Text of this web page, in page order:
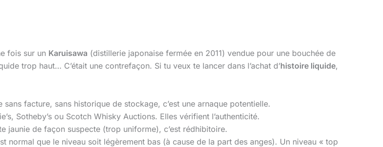
fois sur un Karuisawa (distillerie japonaise fermée en 2011) vendue pour une bouchée de
trop haut… C’était une contrefaçon. Si tu veux te lancer dans l’achat d’histoire liquide,
facture, sans historique de stockage, c’est une arnaque potentielle.
Sotheby’s ou Scotch Whisky Auctions. Elles vérifient l’authenticité.
jaunie de façon suspecte (trop uniforme), c’est rédhibitoire.
normal que le niveau soit légèrement bas (à cause de la part des anges). Un niveau « top